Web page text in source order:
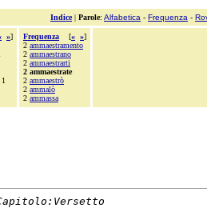
Indice| Parole: Alfabetica - Frequenza -
»]
1
Frequenza [« »]
2 ammaestramento
2 ammaestrano
2 ammaestrarti
2 ammaestrate
2 ammaestrò
2 ammalò
2 ammassa